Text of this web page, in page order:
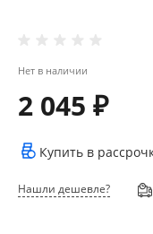
Нет в наличии
2 045 ₽
Купить в
Нашли дешевле?